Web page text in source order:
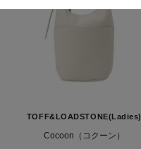
TOFF&LOADSTONE(Ladies)
Cocoon（コクーン）